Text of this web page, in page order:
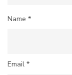
Name *
Email *